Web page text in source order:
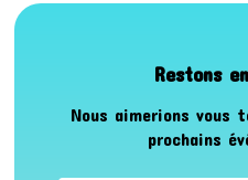
Restons
Nous aimerions vous
prochains